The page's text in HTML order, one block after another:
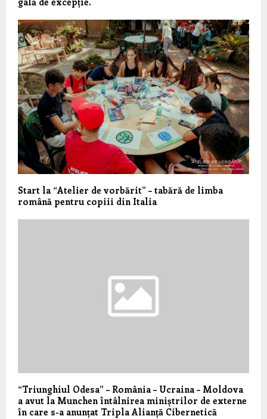
Start la “Atelier de vorbărit” – tabără de limba
română pentru copiii din Italia
“Triunghiul Odesa” – România – Ucraina – Moldova
a avut la Munchen întâlnirea miniștrilor de externe
în care s-a anunțat Tripla Alianță Cibernetică